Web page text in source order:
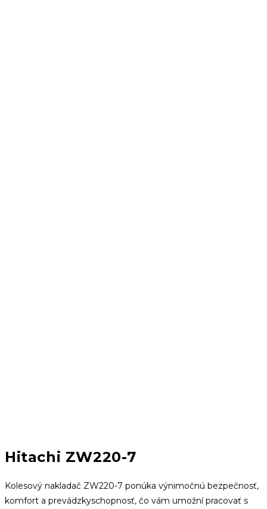
Hitachi ZW220-7
Kolesový nakladač ZW220-7 ponúka výnimočnú bezpečnosť,
komfort a prevádzkyschopnosť, čo vám umožní pracovať s